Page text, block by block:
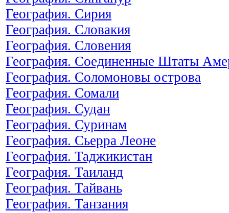
География. Сирия
География. Словакия
География. Словения
География. Соединенные Штаты
География. Соломоновы острова
География. Сомали
География. Судан
География. Суринам
География. Сьерра Леоне
География. Таджикистан
География. Таиланд
География. Тайвань
География. Танзания